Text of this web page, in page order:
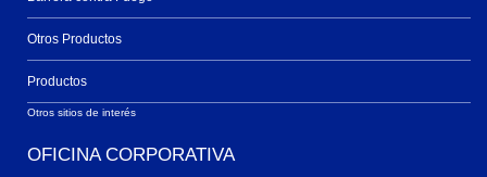
Otros Productos
Productos
Otros sitios de interés
OFICINA CORPORATIVA